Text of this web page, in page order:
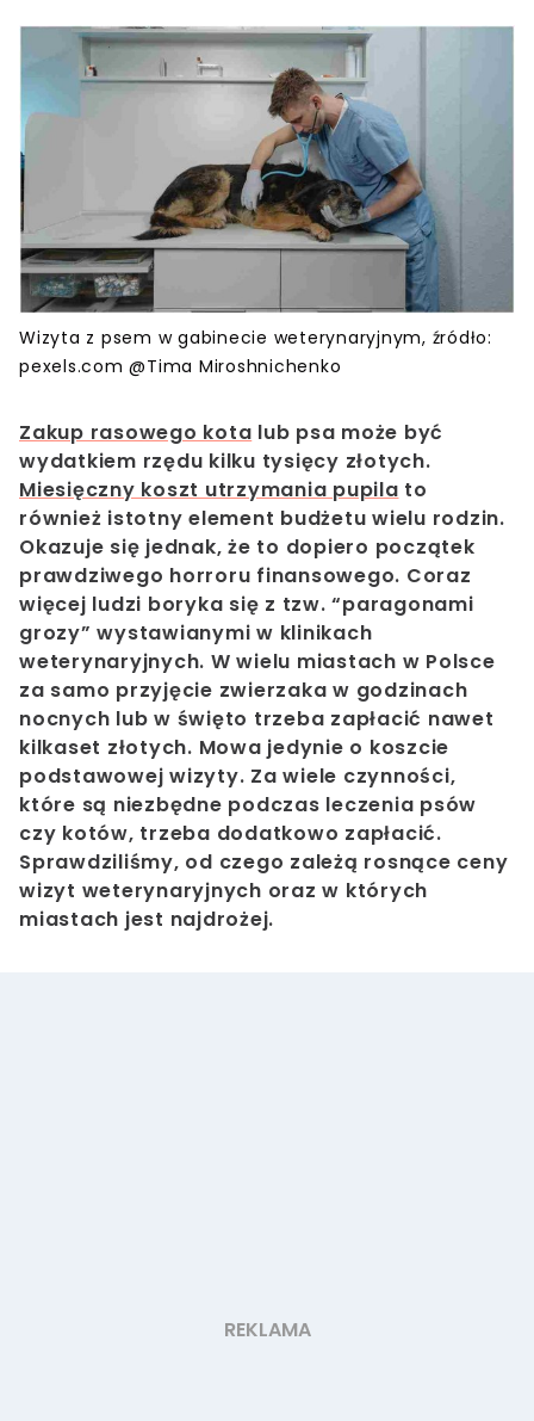
Wizyta z psem w gabinecie weterynaryjnym, źródło:
pexels.com @Tima Miroshnichenko
Zakup rasowego kota lub psa może być
wydatkiem rzędu kilku tysięcy złotych.
Miesięczny koszt utrzymania pupila to
również istotny element budżetu wielu rodzin.
Okazuje się jednak, że to dopiero początek
prawdziwego horroru finansowego. Coraz
więcej ludzi boryka się z tzw. “paragonami
grozy” wystawianymi w klinikach
weterynaryjnych. W wielu miastach w Polsce
za samo przyjęcie zwierzaka w godzinach
nocnych lub w święto trzeba zapłacić nawet
kilkaset złotych. Mowa jedynie o koszcie
podstawowej wizyty. Za wiele czynności,
które są niezbędne podczas leczenia psów
czy kotów, trzeba dodatkowo zapłacić.
Sprawdziliśmy, od czego zależą rosnące ceny
wizyt weterynaryjnych oraz w których
miastach jest najdrożej.